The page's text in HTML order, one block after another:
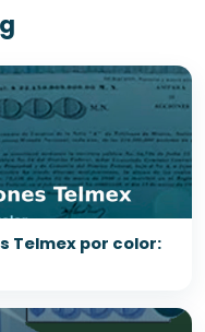
Telmex por color: